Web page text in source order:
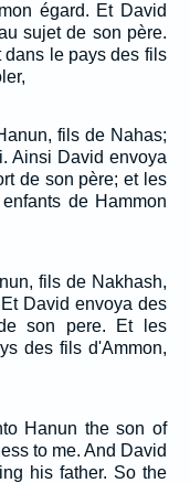
égard. Et David
sujet de son père.
dans le pays des fils
fils de Nahas;
Ainsi David envoya
de son père; et les
de Hammon
fils de Nakhash,
David envoya des
son pere. Et les
des fils d'Ammon,
Hanun the son of
to me. And David
his father. So the